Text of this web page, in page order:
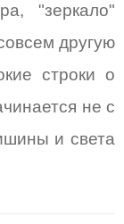
"зеркало"
другую
строки о
не с
и света